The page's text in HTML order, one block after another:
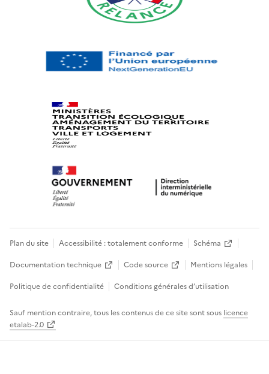
Plan du site Accessibilité : totalement conforme
Schéma
Documentation technique
Code source
Mentions légales
Politique de confidentialité
Conditions générales d’utilisation
Sauf mention contraire, tous les contenus de ce site sont sous licence
etalab-2.0